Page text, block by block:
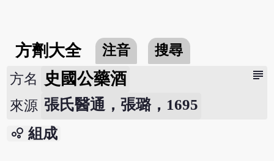
方劑大全 注音 搜尋
subject
方名 史國公藥酒
來源 張氏醫通，張璐，1695
bubble_chart 組成